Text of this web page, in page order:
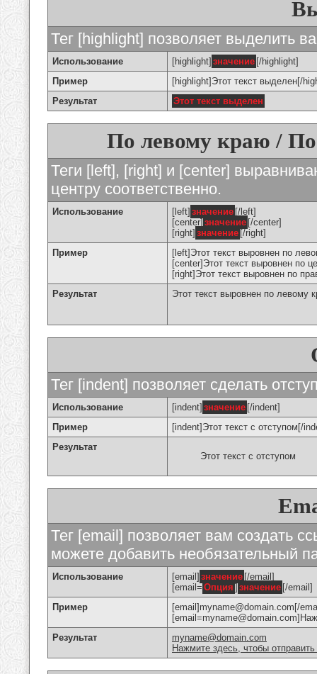
Тег [highlight] позволяет выделить
Использование [highlight] значение [/highlight]
Пример
[highlight]Этот текст выделен[/
Результат
Этот текст выделен
По левому краю /
Теги [left], [right] и [center]
центру соответственно.
Использование [left] значение [/left]
[center] значение [/center]
[right] значение [/right]
Пример
[left]Этот текст выровнен по
[center]Этот текст выровнен по
[right]Этот текст выровнен по
Результат
Этот текст выровнен по левому
Тег [indent] позволяет сделать
Использование [indent] значение [/indent]
Пример
[indent]Этот текст с отступом[/
Результат
Этот текст с отступом
Тег [email] позволяет вам создать
можете добавить необязательный
Использование [email] значение [/email]
[email= Опция ] значение [/email]
Пример
[email]myname@domain.com[/
Результат
myname@domain.com
Нажмите здесь, чтобы